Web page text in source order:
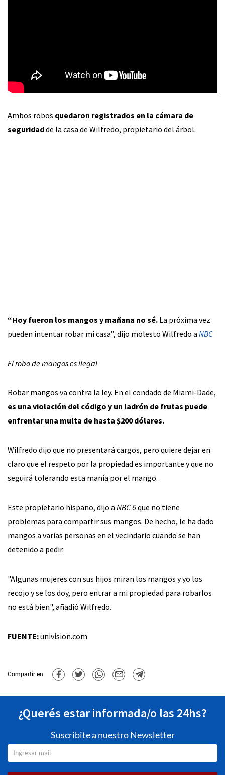
Ambos robos quedaron registrados en la cámara de
seguridadde la casa de Wilfredo, propietario del árbol.
“Hoy fueron los mangos y mañana no sé. La próxima vez
pueden intentar robar mi casa”, dijo molesto Wilfredo a NBC
El robo de mangos es ilegal
Robar mangos va contra la ley. En el condado de Miami-Dade,
es una violación del código y un ladrón de frutas puede
enfrentar una multa de hasta $200 dólares.
Wilfredo dijo que no presentará cargos, pero quiere dejar en
claro que el respeto por la propiedad es importante y que no
seguirá tolerando esta manía por el mango.
Este propietario hispano, dijo a NBC 6que no tiene
problemas para compartir sus mangos. De hecho, le ha dado
mangos a varias personas en el vecindario cuando se han
detenido a pedir.
"Algunas mujeres con sus hijos miran los mangos y yo los
recojo y se los doy, pero entrar a mi propiedad para robarlos
no está bien", añadió Wilfredo.
FUENTE:univision.com
Compartir en:
¿Querés estar informada/o las 24hs?
Suscribite a nuestro Newsletter